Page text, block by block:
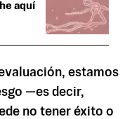
aquí
estamos
—es decir,
no tener éxito o